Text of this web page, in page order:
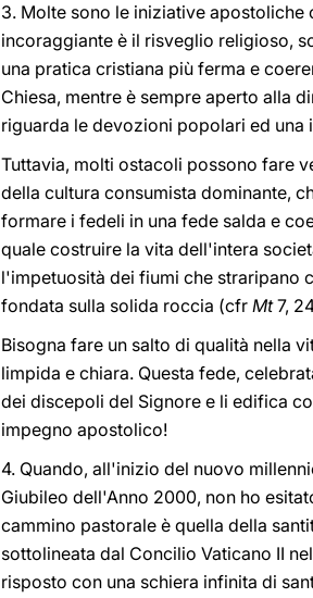
3. Molte sono le iniziative
incoraggiante è il risveglio religioso,
una pratica cristiana più ferma e
Chiesa, mentre è sempre aperto alla
riguarda le devozioni popolari ed una
Tuttavia, molti ostacoli possono fare
della cultura consumista dominante,
formare i fedeli in una fede salda e
quale costruire la vita dell'intera
l'impetuosità dei fiumi che straripano
fondata sulla solida roccia (cfr Mt7,
Bisogna fare un salto di qualità nella
limpida e chiara. Questa fede,
dei discepoli del Signore e li edifica
impegno apostolico!
4. Quando, all'inizio del nuovo
Giubileo dell'Anno 2000, non ho
cammino pastorale è quella della
sottolineata dal Concilio Vaticano II
risposto con una schiera infinita di